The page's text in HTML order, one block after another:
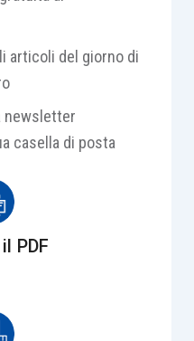
articoli del giorno di
newsletter
casella di posta
PDF